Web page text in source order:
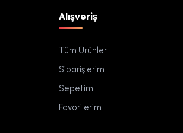
Alışveriş
Tüm Ürünler
Siparişlerim
Sepetim
Favorilerim